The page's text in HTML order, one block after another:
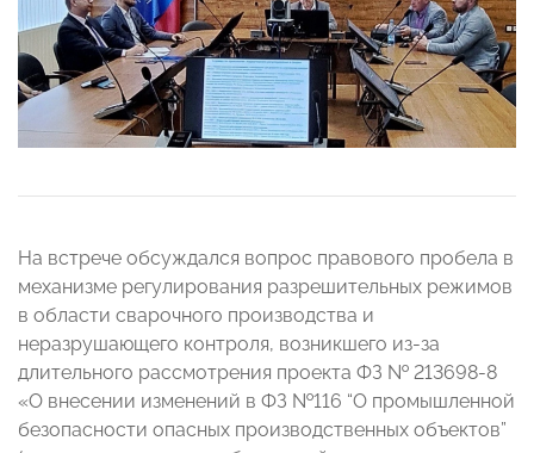
На встрече обсуждался вопрос правового пробела в
механизме регулирования разрешительных режимов
в области сварочного производства и
неразрушающего контроля, возникшего из-за
длительного рассмотрения проекта ФЗ № 213698-8
«О внесении изменений в ФЗ №116 “О промышленной
безопасности опасных производственных объектов”